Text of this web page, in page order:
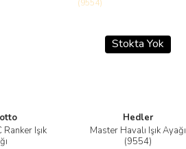
Işık
Stokta Yok
Hedler
Master Havalı Işık Ayağı
(9554)
Görüntüle